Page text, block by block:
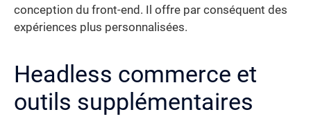
conception du front-end. Il offre par conséquent des
expériences plus personnalisées.
Headless commerce et
outils supplémentaires